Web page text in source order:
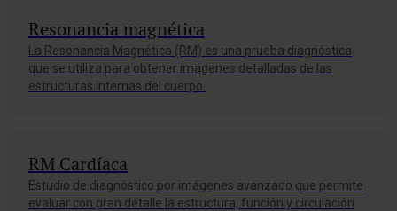
Resonancia magnética
La Resonancia Magnética (RM) es una prueba diagnóstica
que se utiliza para obtener imágenes detalladas de las
estructuras internas del cuerpo.
RM Cardíaca
Estudio de diagnóstico por imágenes avanzado que permite
evaluar con gran detalle la estructura, función y circulación